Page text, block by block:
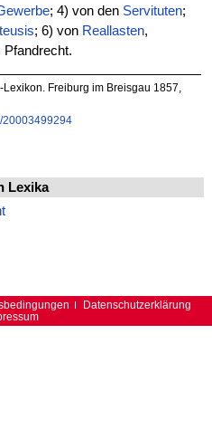
; 4) von den Servituten;
; 6) von Reallasten,
Pfandrecht.
Freiburg im Breisgau 1857,
20003499294
Lexika
Datenschutzerklärung